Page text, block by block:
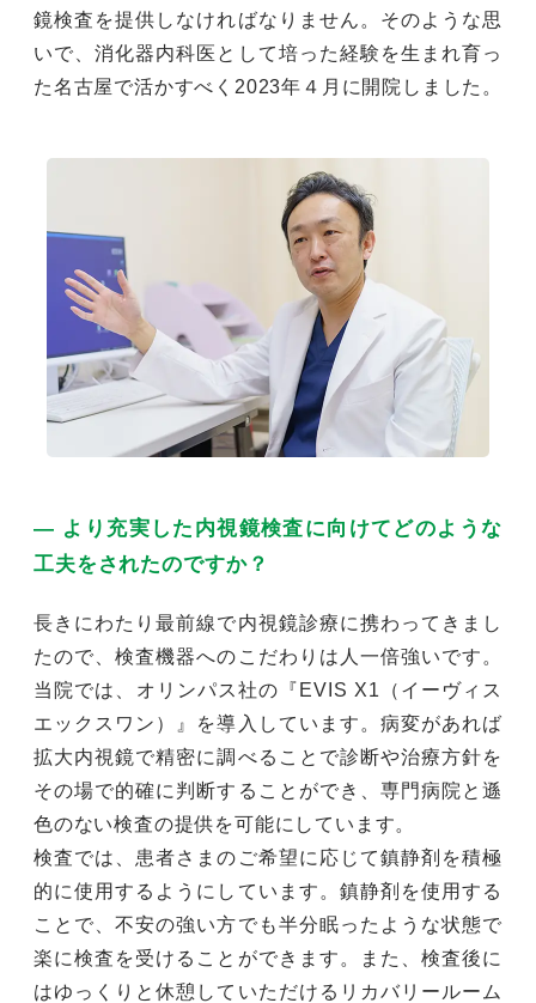
鏡検査を提供しなければなりません。そのような思
いで、消化器内科医として培った経験を生まれ育っ
た名古屋で活かすべく2023年４月に開院しました。
― より充実した内視鏡検査に向けてどのような
工夫をされたのですか？
長きにわたり最前線で内視鏡診療に携わってきまし
たので、検査機器へのこだわりは人一倍強いです。
当院では、オリンパス社の『EVIS X1（イーヴィス
エックスワン）』を導入しています。病変があれば
拡大内視鏡で精密に調べることで診断や治療方針を
その場で的確に判断することができ、専門病院と遜
色のない検査の提供を可能にしています。
検査では、患者さまのご希望に応じて鎮静剤を積極
的に使用するようにしています。鎮静剤を使用する
ことで、不安の強い方でも半分眠ったような状態で
楽に検査を受けることができます。また、検査後に
はゆっくりと休憩していただけるリカバリールーム